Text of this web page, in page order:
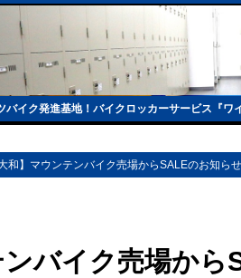
バイク発進基地！バイクロッカーサービス『ワ
大和】マウンテンバイク売場からSALEのお知らせ
ンバイク売場から